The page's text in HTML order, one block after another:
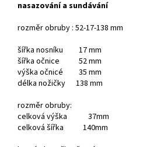
nasazování a sundávání
rozměr obruby : 52-17-138 mm
šířka nosníku 17 mm
šířka očnice 52 mm
výška očnicé 35 mm
délka nožičky 138 mm
rozměr obruby:
celková výška 37mm
celková šířka 140mm